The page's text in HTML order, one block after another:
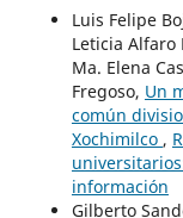
Luis Felipe
Leticia Alfaro
Ma. Elena
Fregoso, Un
común
Xochimilco ,
información
Gilberto